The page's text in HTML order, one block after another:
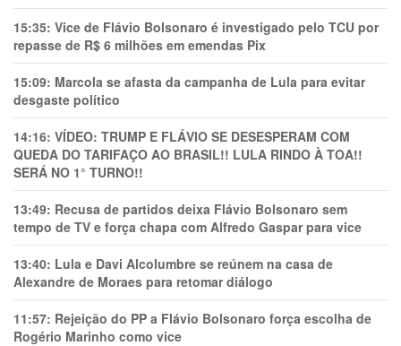
15:35: Vice de Flávio Bolsonaro é investigado pelo TCU por
repasse de R$ 6 milhões em emendas Pix
15:09: Marcola se afasta da campanha de Lula para evitar
desgaste político
14:16: VÍDEO: TRUMP E FLÁVIO SE DESESPERAM COM
QUEDA DO TARIFAÇO AO BRASIL!! LULA RINDO À TOA!!
SERÁ NO 1° TURNO!!
13:49: Recusa de partidos deixa Flávio Bolsonaro sem
tempo de TV e força chapa com Alfredo Gaspar para vice
13:40: Lula e Davi Alcolumbre se reúnem na casa de
Alexandre de Moraes para retomar diálogo
11:57: Rejeição do PP a Flávio Bolsonaro força escolha de
Rogério Marinho como vice